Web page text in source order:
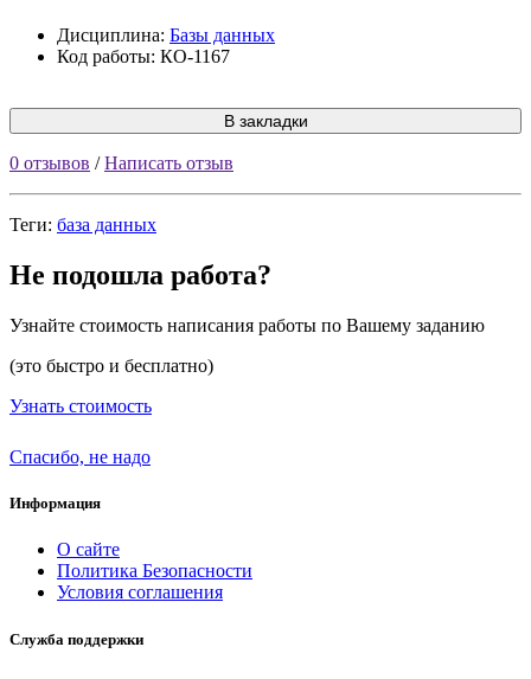
Дисциплина: Базы данных
Код работы: КО-1167
В закладки
0 отзывов /Написать отзыв
Теги: база данных
Не подошла работа?
Узнайте стоимость написания работы по Вашему заданию
(это быстро и бесплатно)
Узнать стоимость
Спасибо, не надо
Информация
О сайте
Политика Безопасности
Условия соглашения
Служба поддержки